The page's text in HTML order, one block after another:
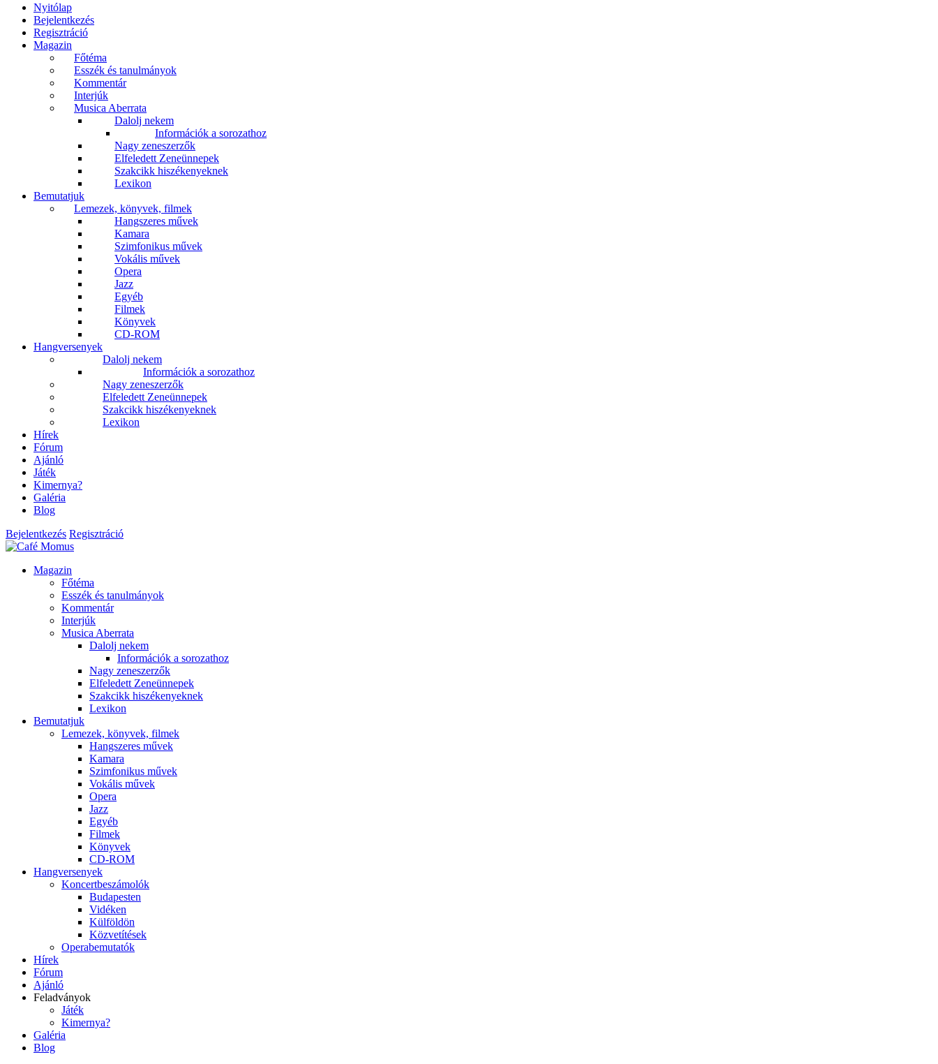
Nyitólap
Bejelentkezés
Regisztráció
Magazin
Főtéma
Esszék és tanulmányok
Kommentár
Interjúk
Musica Aberrata
Dalolj nekem
Információk a sorozathoz
Nagy zeneszerzők
Elfeledett Zeneünnepek
Szakcikk hiszékenyeknek
Lexikon
Bemutatjuk
Lemezek, könyvek, filmek
Hangszeres művek
Kamara
Szimfonikus művek
Vokális művek
Opera
Jazz
Egyéb
Filmek
Könyvek
CD-ROM
Hangversenyek
Dalolj nekem
Információk a sorozathoz
Nagy zeneszerzők
Elfeledett Zeneünnepek
Szakcikk hiszékenyeknek
Lexikon
Hírek
Fórum
Ajánló
Játék
Kimernya?
Galéria
Blog
Bejelentkezés Regisztráció
Magazin
Főtéma
Esszék és tanulmányok
Kommentár
Interjúk
Musica Aberrata
Dalolj nekem
Információk a sorozathoz
Nagy zeneszerzők
Elfeledett Zeneünnepek
Szakcikk hiszékenyeknek
Lexikon
Bemutatjuk
Lemezek, könyvek, filmek
Hangszeres művek
Kamara
Szimfonikus művek
Vokális művek
Opera
Jazz
Egyéb
Filmek
Könyvek
CD-ROM
Hangversenyek
Koncertbeszámolók
Budapesten
Vidéken
Külföldön
Közvetítések
Operabemutatók
Hírek
Fórum
Ajánló
Feladványok
Játék
Kimernya?
Galéria
Blog